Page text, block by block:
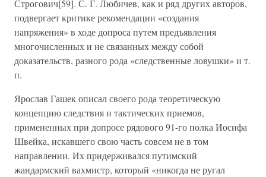
Строгович[59]. С. Г. Любичев, как и ряд других авторов,
подвергает критике рекомендации «создания
напряжения» в ходе допроса путем предъявления
многочисленных и не связанных между собой
доказательств, разного рода «следственные ловушки» и т.
п.
Ярослав Гашек описал своего рода теоретическую
концепцию следствия и тактических приемов,
примененных при допросе рядового 91-го полка Иосифа
Швейка, искавшего свою часть совсем не в том
направлении. Их придерживался путимский
жандармский вахмистр, который «никогда не ругал